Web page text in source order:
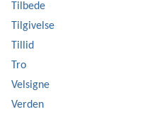
Tilbede
Tilgivelse
Tillid
Tro
Velsigne
Verden